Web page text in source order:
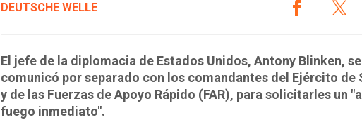
DEUTSCHE WELLE
El jefe de la diplomacia de Estados Unidos, Antony Blinken, se
comunicó por separado con los comandantes del Ejército de
y de las Fuerzas de Apoyo Rápido (FAR), para solicitarles un
fuego inmediato".